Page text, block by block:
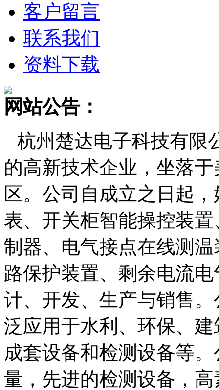
客户留言
联系我们
资料下载
网站公告：
杭州楚达电子科技有限
的高新技术企业，坐落
区。公司自成立之日起
表、开关柜智能操控装
制器、电气接点在线测
路保护装置、剩余电流
计、开发、生产与销售
泛应用于水利、环保、
成套设备和检测设备等
量，先进的检测设备，